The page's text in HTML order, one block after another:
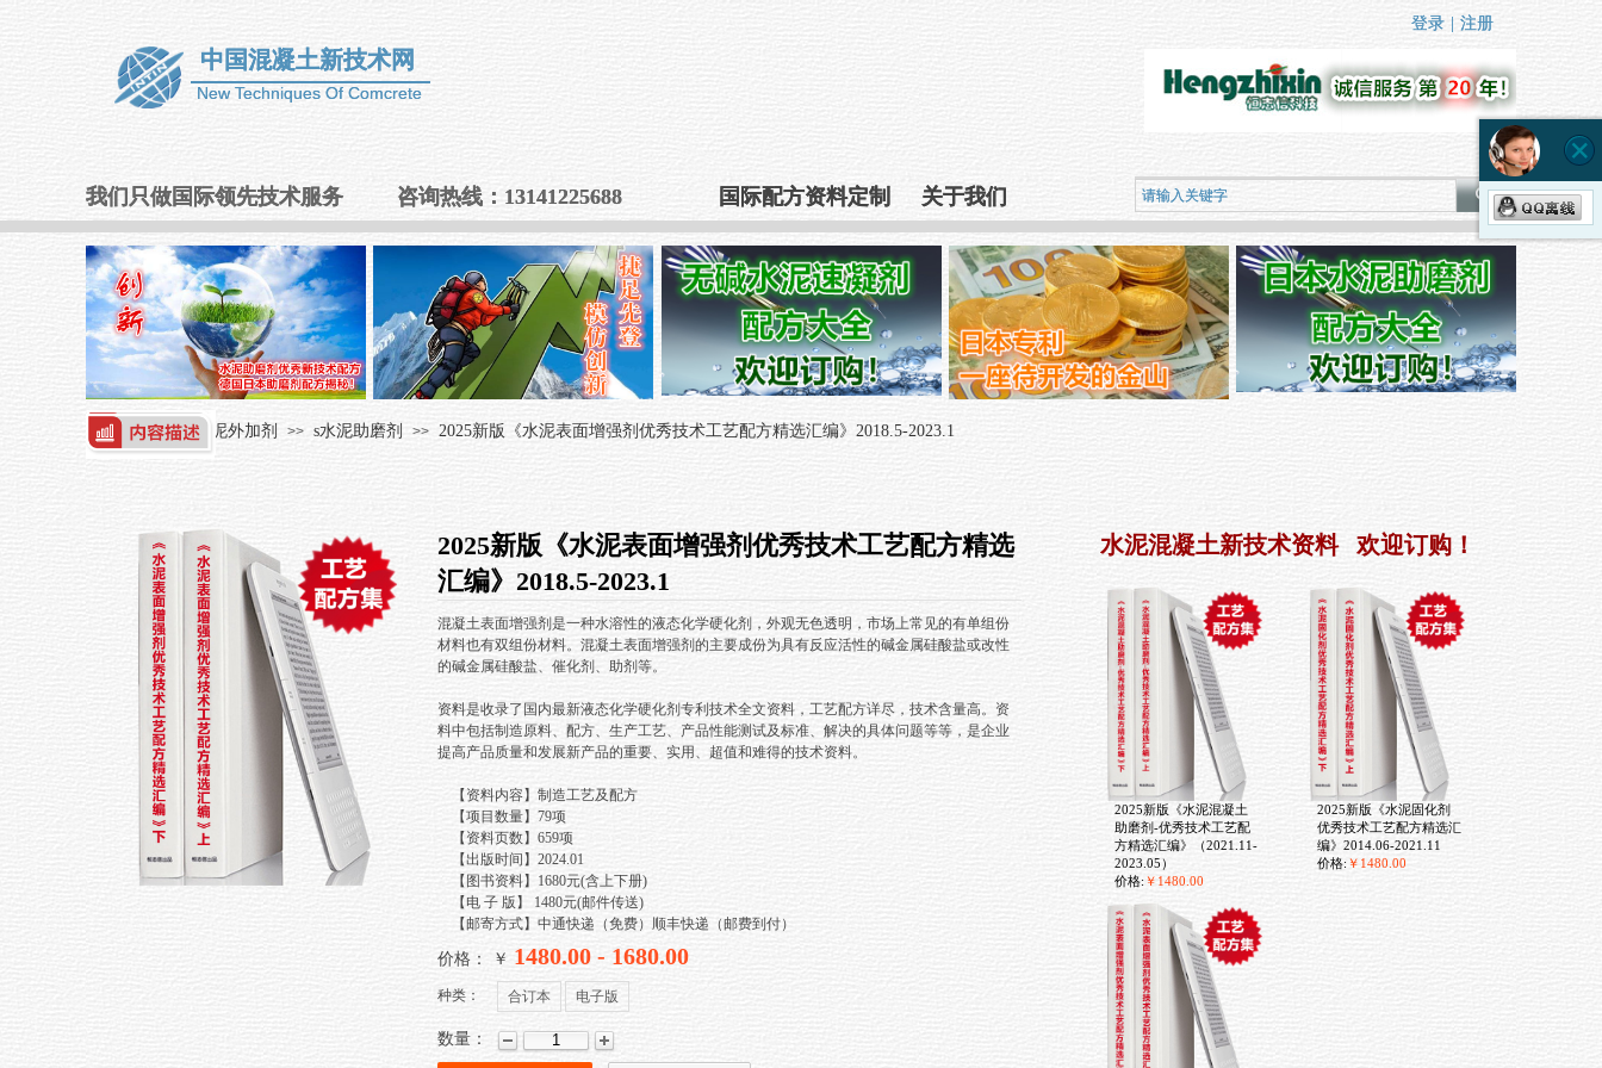
登录 注册
登录 注册
中国混凝土新技术网
中国混凝土新技术网
New Techniques Of Comcrete
New Techniques Of Comcrete
国际配方资料定制 关于我们
国际配方资料定制 关于我们
我们只做国际领先技术服务 咨询热线：13141225688
我们只做国际领先技术服务 咨询热线：13141225688
首页 >> s水泥外加剂 >> s水泥助磨剂 >> 2025新版《水泥表面增强剂优秀技术工艺配方精选汇编》2018.5-2023.1
2025新版《水泥表面增强剂优秀技术工艺配方精选
汇编》2018.5-2023.1
混凝土表面增强剂是一种水溶性的液态化学硬化剂 ，外观无色透明，市场上常见的有单组份
材料也有双组份材料。混凝土表面增强剂的主要成份为具有反应活性的碱金属硅酸盐或改性
的碱金属硅酸盐、催化剂、助剂等。
资料是收录了国内最新液态化学硬化剂 专利技术全文资料，工艺配方详尽，技术含量高。资
料中包括制造原料、配方、生产工艺、产品性能测试及标准、解决的具体问题等等，是企业
提高产品质量和发展新产品的重要、实用、超值和难得的技术资料。
【资料内容】制造工艺及配方
【项目数量】79项
【资料页数】659项
【出版时间】2024.01
【图书资料】1680元(含上下册)
【电 子 版】 1480元(邮件传送)
【邮寄方式】中通快递（免费）顺丰快递（邮费到付）
价格： ￥ 1480.00 - 1680.00
种类： 合订本 电子版
数量：
水泥混凝土新技术资料 欢迎订购！
2025新版《水泥混凝土
助磨剂-优秀技术工艺配
方精选汇编》（2021.11-
2023.05）
价格: ￥1480.00
2025新版《水泥固化剂
优秀技术工艺配方精选汇
编》2014.06-2021.11
价格: ￥1480.00